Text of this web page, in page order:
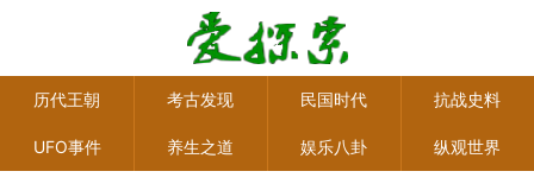
历代王朝 考古发现 民国时代 抗战史料
UFO事件 养生之道 娱乐八卦 纵观世界